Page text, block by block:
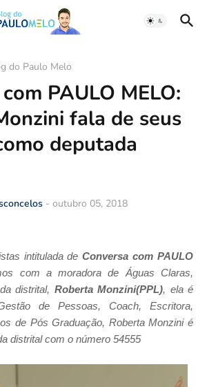
do Paulo Melo
PAULO MELO:
fala de seus
deputada
- outubro 05, 2018
intitulada deConversa com PAULO
com a moradora de Águas Claras,
distrital, Roberta Monzini(PPL), ela é
de Pessoas, Coach, Escritora,
de Pós Graduação, Roberta Monzini é
distrital com o número 54555